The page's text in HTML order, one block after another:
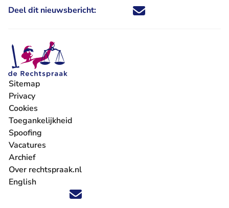
Deel dit nieuwsbericht: Deel dit nieuwsbericht via X -
Deel dit nieuwsbericht via
Deel dit nieuwsbericht
Deel dit
Volg ons op X (Twitter) - U verlaat Rechtspraak.nl
Volg ons op Facebook - U verlaat Rechtspraak.nl
Volg ons op Instagram - U verlaat Rechtspraak.nl
Volg ons op Youtube - U verlaat Rechtspraak.nl
Volg ons op LinkedIn - U verlaat
'Blijf op de hoogte' nieuwsbrief - U verlaat
Sitemap
Privacy
Cookies
Toegankelijkheid
Spoofing
Vacatures
- U verlaat Rechtspraak.nl
Archief
Over rechtspraak.nl
English